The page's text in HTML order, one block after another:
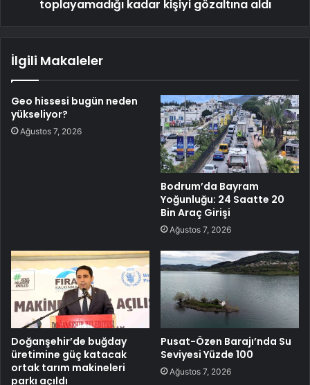
toplayamadığı kadar kişiyi gözaltına aldı
İlgili Makaleler
Geo hissesi bugün neden
yükseliyor?
Ağustos 7, 2026
Bodrum’da Bayram
Yoğunluğu: 24 Saatte 20
Bin Araç Girişi
Ağustos 7, 2026
Doğanşehir’de buğday
üretimine güç katacak
ortak tarım makineleri
parkı açıldı
Pusat-Özen Barajı’nda Su
Seviyesi Yüzde 100
Ağustos 7, 2026